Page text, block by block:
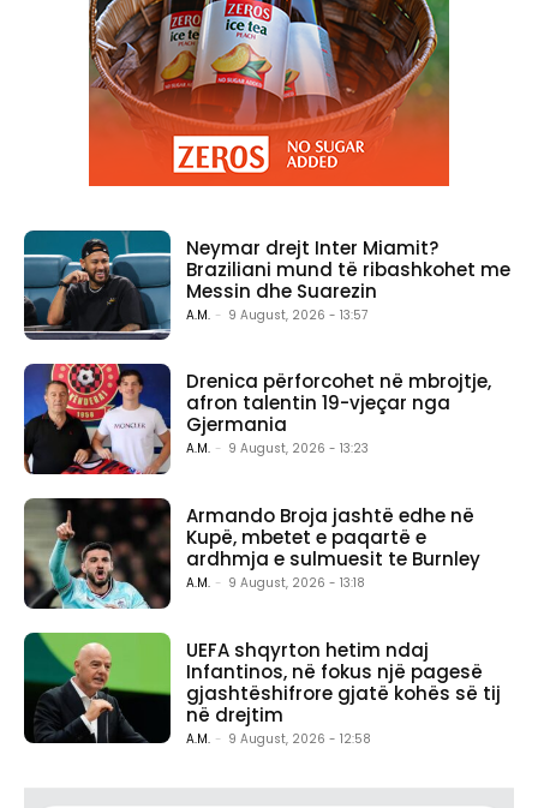
Neymar drejt Inter Miamit?
Braziliani mund të ribashkohet me
Messin dhe Suarezin
A.M. - 9 August, 2026 - 13:57
Drenica përforcohet në mbrojtje,
afron talentin 19-vjeçar nga
Gjermania
A.M. - 9 August, 2026 - 13:23
Armando Broja jashtë edhe në
Kupë, mbetet e paqartë e
ardhmja e sulmuesit te Burnley
A.M. - 9 August, 2026 - 13:18
UEFA shqyrton hetim ndaj
Infantinos, në fokus një pagesë
gjashtëshifrore gjatë kohës së tij
në drejtim
A.M. - 9 August, 2026 - 12:58